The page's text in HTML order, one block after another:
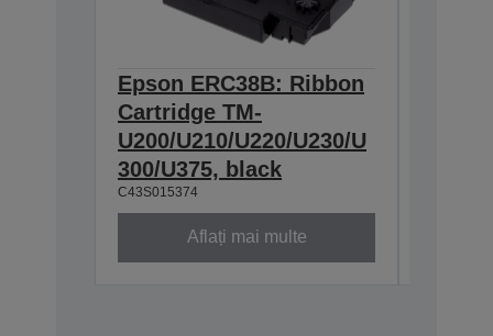
Epson ERC38B: Ribbon
Cartridge TM-
U200/U210/U220/U230/U
300/U375, black
C43S015374
Aflați mai multe